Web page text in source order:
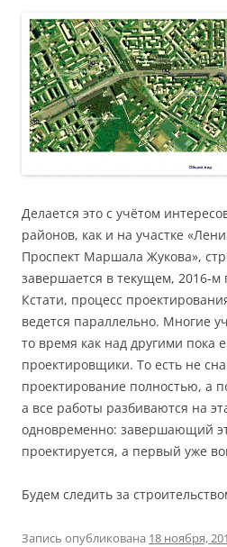
Делается это с учётом
районов, как и на участке
Проспект Маршала Жукова»,
завершается в текущем, 2016-м
Кстати, процесс
ведется параллельно. Многие
то время как над другими пока
проектировщики. То есть не
проектирование полностью, а
а все работы разбиваются на
одновременно: завершающий
проектируется, а первый уже
Будем следить за
Запись опубликована 18 ноября,